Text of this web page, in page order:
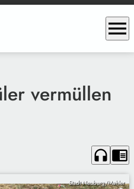
menu
vermüllen
headphones chrome_reader_mode
Stadt Neuburg/Mahler